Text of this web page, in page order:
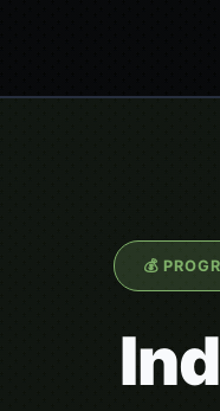
💰